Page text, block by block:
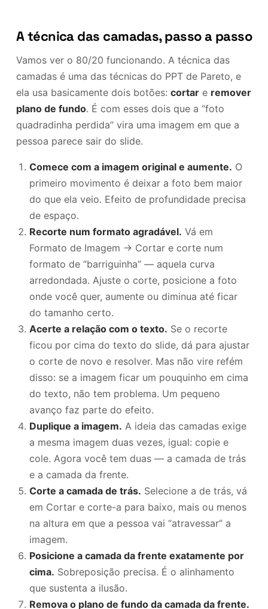
A técnica das camadas, passo a passo
Vamos ver o 80/20 funcionando. A técnica das
camadas é uma das técnicas do PPT de Pareto, e
ela usa basicamente dois botões: cortare remover
plano de fundo. É com esses dois que a “foto
quadradinha perdida” vira uma imagem em que a
pessoa parece sair do slide.
Comece com a imagem original e aumente. O
primeiro movimento é deixar a foto bem maior
do que ela veio. Efeito de profundidade precisa
de espaço.
Recorte num formato agradável. Vá em
Formato de Imagem → Cortar e corte num
formato de “barriguinha” — aquela curva
arredondada. Ajuste o corte, posicione a foto
onde você quer, aumente ou diminua até ficar
do tamanho certo.
Acerte a relação com o texto. Se o recorte
ficou por cima do texto do slide, dá para ajustar
o corte de novo e resolver. Mas não vire refém
disso: se a imagem ficar um pouquinho em cima
do texto, não tem problema. Um pequeno
avanço faz parte do efeito.
Duplique a imagem. A ideia das camadas exige
a mesma imagem duas vezes, igual: copie e
cole. Agora você tem duas — a camada de trás
e a camada da frente.
Corte a camada de trás. Selecione a de trás, vá
em Cortar e corte-a para baixo, mais ou menos
na altura em que a pessoa vai “atravessar” a
imagem.
Posicione a camada da frente exatamente por
cima. Sobreposição precisa. É o alinhamento
que sustenta a ilusão.
Remova o plano de fundo da camada da frente.